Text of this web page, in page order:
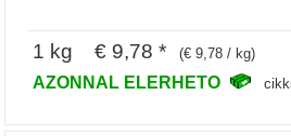
1 kg € 9,78 * (€ 9,78 / kg)
AZONNAL ELERHETO